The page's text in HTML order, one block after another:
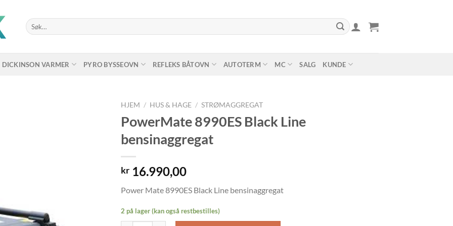
Søk
etter:
DICKINSON VARMER PYRO BYSSEOVN REFLEKS BÅTOVN AUTOTERM MC SALG KUNDE
HJEM / HUS & HAGE / STRØMAGGREGAT
PowerMate 8990ES Black Line
bensinaggregat
kr 16.990,00
Power Mate 8990ES Black Line bensinaggregat
2 på lager (kan også restbestilles)